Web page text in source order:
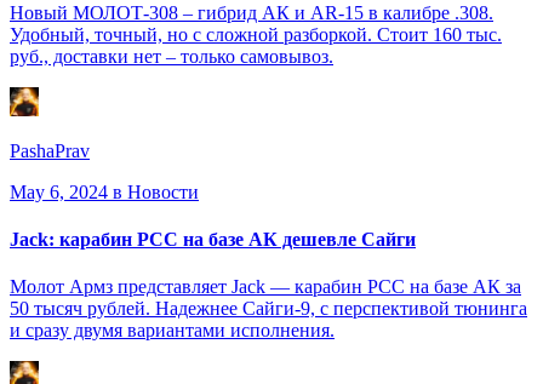
Новый МОЛОТ-308 – гибрид АК и AR-15 в калибре .308.
Удобный, точный, но с сложной разборкой. Стоит 160 тыс.
руб., доставки нет – только самовывоз.
PashaPrav
May 6, 2024 в Новости
Jack: карабин PCC на базе АК дешевле Сайги
Молот Армз представляет Jack — карабин PCC на базе АК за
50 тысяч рублей. Надежнее Сайги-9, с перспективой тюнинга
и сразу двумя вариантами исполнения.